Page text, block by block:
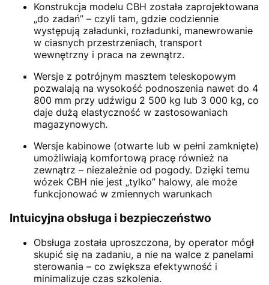
Konstrukcja modelu CBH została zaprojektowana
„do zadań” – czyli tam, gdzie codziennie
występują załadunki, rozładunki, manewrowanie
w ciasnych przestrzeniach, transport
wewnętrzny i praca na zewnątrz.
Wersje z potrójnym masztem teleskopowym
pozwalają na wysokość podnoszenia nawet do 4
800 mm przy udźwigu 2 500 kg lub 3 000 kg, co
daje dużą elastyczność w zastosowaniach
magazynowych.
Wersje kabinowe (otwarte lub w pełni zamknięte)
umożliwiają komfortową pracę również na
zewnątrz – niezależnie od pogody. Dzięki temu
wózek CBH nie jest „tylko” halowy, ale może
funkcjonować w zmiennych warunkach
Intuicyjna obsługa i bezpieczeństwo
Obsługa została uproszczona, by operator mógł
skupić się na zadaniu, a nie na walce z panelami
sterowania – co zwiększa efektywność i
minimalizuje czas szkolenia.